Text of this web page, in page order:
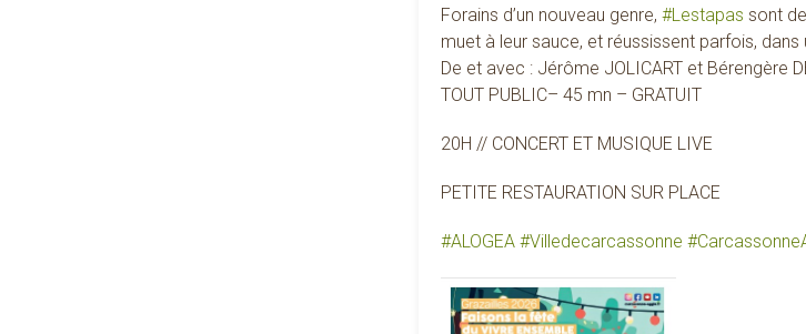
Forains d’un nouveau genre, #Lestapas sont
muet à leur sauce, et réussissent parfois,
De et avec : Jérôme JOLICART et Bérengère
TOUT PUBLIC– 45 mn – GRATUIT
20H // CONCERT ET MUSIQUE LIVE
PETITE RESTAURATION SUR PLACE
#ALOGEA #Villedecarcassonne #